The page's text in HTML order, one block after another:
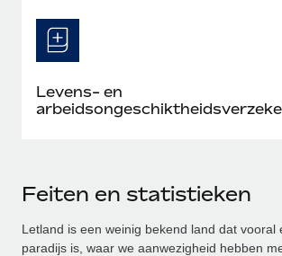
Levens- en
Feiten en statistieken
Letland is een weinig bekend land dat vooral
paradijs is, waar we aanwezigheid hebben